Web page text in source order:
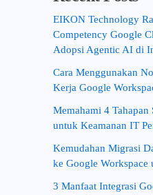
EIKON Technology
Competency Google
Adopsi Agentic AI di
Cara Menggunakan
Kerja Google
Memahami 4
untuk Keamanan IT
Kemudahan Migrasi
ke Google
3 Manfaat Integrasi